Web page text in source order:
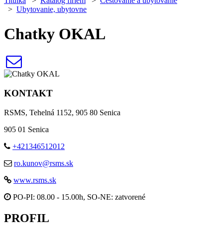
> Ubytovanie, ubytovne
Chatky OKAL
KONTAKT
RSMS, Tehelná 1152, 905 80 Senica
905 01 Senica
+421346512012
ro.kunov@rsms.sk
www.rsms.sk
PO-PI: 08.00 - 15.00h, SO-NE: zatvorené
PROFIL